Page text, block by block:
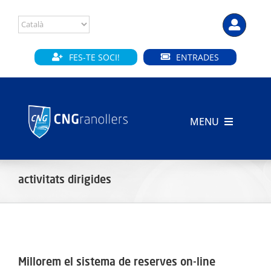
content
FES-TE SOCI! ENTRADES
MENU
activitats dirigides
Millorem el sistema de reserves on-line